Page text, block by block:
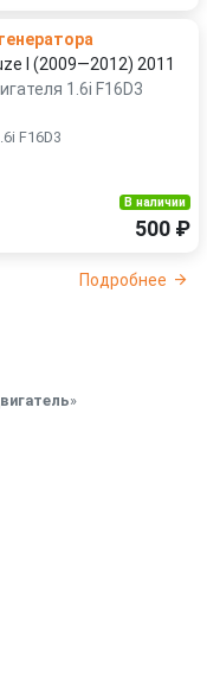
I (2009—2012) 2011
1.6i F16D3
F16D3
В наличии
500 ₽
Подробнее
»